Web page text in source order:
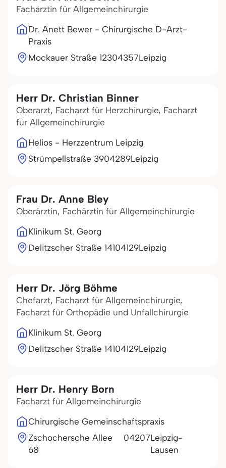
Fachärztin für Allgemeinchirurgie
Dr. Anett Bewer - Chirurgische D-Arzt-
Praxis
Mockauer Straße 12304357Leipzig
Herr Dr. Christian Binner
Oberarzt, Facharzt für Herzchirurgie, Facharzt
für Allgemeinchirurgie
Helios - Herzzentrum Leipzig
Strümpellstraße 3904289Leipzig
Frau Dr. Anne Bley
Oberärztin, Fachärztin für Allgemeinchirurgie
Klinikum St. Georg
Delitzscher Straße 14104129Leipzig
Herr Dr. Jörg Böhme
Chefarzt, Facharzt für Allgemeinchirurgie,
Facharzt für Orthopädie und Unfallchirurgie
Klinikum St. Georg
Delitzscher Straße 14104129Leipzig
Herr Dr. Henry Born
Facharzt für Allgemeinchirurgie
Chirurgische Gemeinschaftspraxis
Zschochersche Allee
68
04207Leipzig-
Lausen